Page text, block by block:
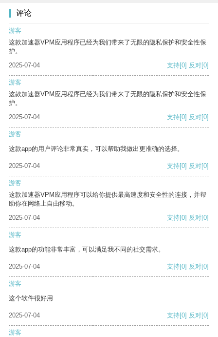
评论
游客
这款加速器VPM应用程序已经为我们带来了无限的隐私保护和安全性保
护。
2025-07-04
支持[0] 反对[0]
游客
这款加速器VPM应用程序已经为我们带来了无限的隐私保护和安全性保
护。
2025-07-04
支持[0] 反对[0]
游客
这款app的用户评论非常真实，可以帮助我做出更准确的选择。
2025-07-04 支持[0] 反对[0]
游客
这款加速器VPM应用程序可以给你提供最高速度和安全性的连接，并帮
助你在网络上自由移动。
2025-07-04
支持[0] 反对[0]
游客
这款app的功能非常丰富，可以满足我不同的社交需求。
2025-07-04 支持[0] 反对[0]
游客
这个软件很好用
2025-07-04 支持[0] 反对[0]
游客